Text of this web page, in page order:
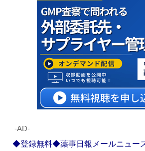
‐AD‐
◆登録無料◆薬事日報メールニュー